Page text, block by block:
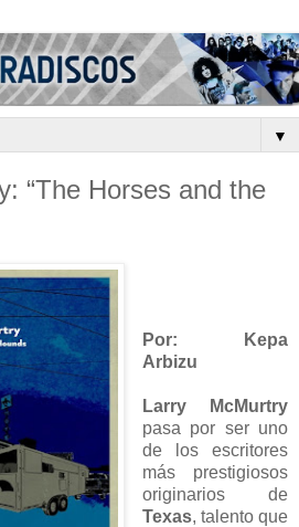
▼
“The Horses and the
Por: Kepa
Arbizu
Larry McMurtry
pasa por ser uno
de los escritores
más prestigiosos
originarios de
Texas, talento que